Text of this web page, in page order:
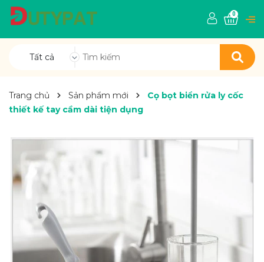
Tất cả
0
Trang chủ Sản phẩm mới
Cọ bọt biển rửa ly cốc
thiết kế tay cầm dài tiện dụng